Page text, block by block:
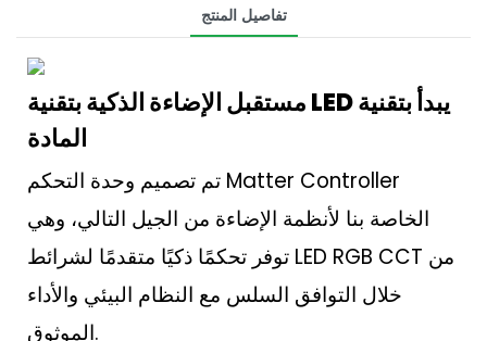
تفاصيل المنتج
مستقبل الإضاءة الذكية بتقنية LED يبدأ بتقنية
المادة
تم تصميم وحدة التحكم Matter Controller
الخاصة بنا لأنظمة الإضاءة من الجيل التالي، وهي
توفر تحكمًا ذكيًا متقدمًا لشرائط LED RGB CCT من
خلال التوافق السلس مع النظام البيئي والأداء
الموثوق.